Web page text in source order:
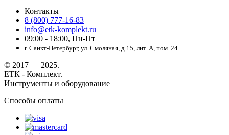
Контакты
8 (800) 777-16-83
info@etk-komplekt.ru
09:00 - 18:00, Пн-Пт
г. Санкт-Петербург, ул. Смоляная, д.15, лит. А, пом. 24
© 2017 — 2025.
ЕТК - Комплект.
Инструменты и оборудование
Способы оплаты